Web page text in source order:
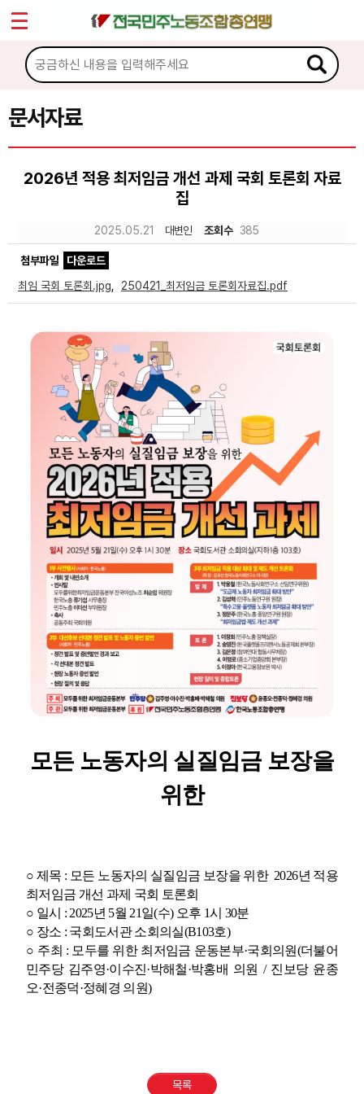
문서자료
2026년 적용 최저임금 개선 과제 국회 토론회 자료
집
2025.05.21 대변인 조회수 385
첨부파일
다운로드
최임 국회 토론회.jpg
250421_최저임금 토론회자료집.pdf
모든 노동자의 실질임금 보장을
위한
○제목 : 모든 노동자의 실질임금 보장을 위한 2026년 적용
최저임금 개선 과제 국회 토론회
○ 일시 : 2025년 5월 21일(수) 오후 1시 30분
○ 장소 : 국회도서관 소회의실(B103호)
○ 주최 : 모두를 위한 최저임금 운동본부·국회의원(더불어
민주당 김주영·이수진·박해철·박홍배 의원 / 진보당 윤종
오·전종덕·정혜경 의원)
목록
마이페이지
소개
소식
문서자료
이미지자료
카드뉴스
부설기관
Sketchbook5, 스케치북5
Sketchbook5, 스케치북5